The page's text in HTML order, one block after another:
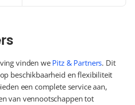
vinden we Pitz & Partners. Dit
beschikbaarheid en flexibiliteit
een complete service aan,
van vennootschappen tot